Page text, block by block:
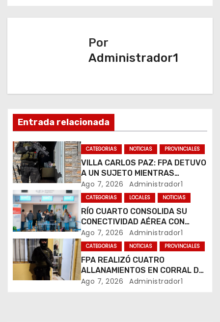
g
n
d
e
e
n
t
r
a
Por
Administrador1
Entrada relacionada
CATEGORIAS NOTICIAS PROVINCIALES
VILLA CARLOS PAZ: FPA DETUVO
A UN SUJETO MIENTRAS
COMERCIALIZABA COCAÍNA Y
MARIHUANA EN UNA PLAZA
Ago 7, 2026 Administrador1
CATEGORIAS LOCALES NOTICIAS
RÍO CUARTO CONSOLIDA SU
CONECTIVIDAD AÉREA CON
CUATRO VUELOS SEMANALES A
BUENOS AIRES
Ago 7, 2026 Administrador1
CATEGORIAS NOTICIAS PROVINCIALES
FPA REALIZÓ CUATRO
ALLANAMIENTOS EN CORRAL DE
BUSTOS-IFFLINGER
Ago 7, 2026 Administrador1